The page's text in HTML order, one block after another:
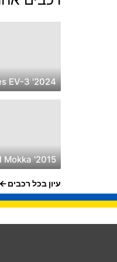
2024' Seres EV-3
2015' Opel Mokka
עיון בכל רכבים